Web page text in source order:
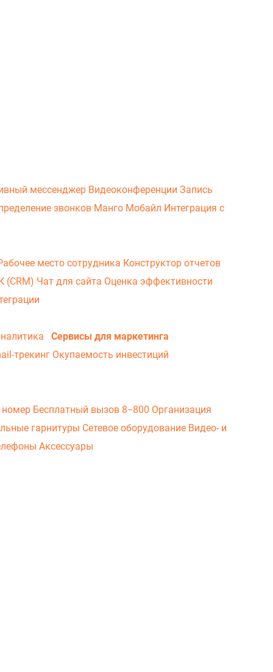
мессенджер Видеоконференции Запись
звонков Манго Мобайл Интеграция с
место сотрудника Конструктор отчетов
(CRM) Чат для сайта Оценка эффективности
Сервисы для маркетинга
трекинг Окупаемость инвестиций
Бесплатный вызов 8−800 Организация
гарнитуры Сетевое оборудование Видео- и
Аксессуары